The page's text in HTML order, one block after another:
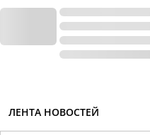
ЛЕНТА НОВОСТЕЙ